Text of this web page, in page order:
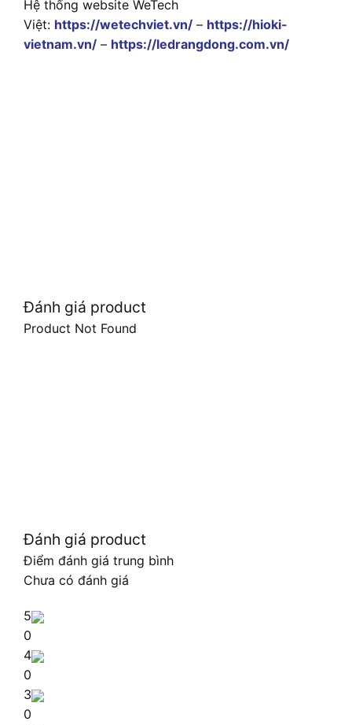
Hệ thống website WeTech
Việt: https://wetechviet.vn/ – https://hioki-
vietnam.vn/ – https://ledrangdong.com.vn/
Đánh giá product
Product Not Found
Đánh giá product
Điểm đánh giá trung bình
Chưa có đánh giá
5
0
4
0
3
0